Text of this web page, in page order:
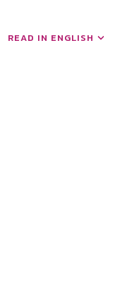
READ IN ENGLISH